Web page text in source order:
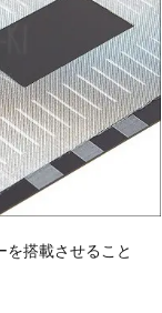
を搭載させること